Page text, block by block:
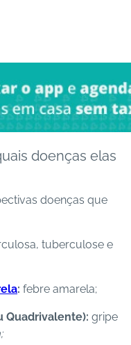
doenças elas
doenças que
tuberculose e
: febre amarela;
Quadrivalente): gripe